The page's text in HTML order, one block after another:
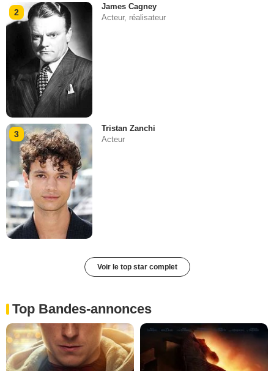
2
James Cagney
Acteur, réalisateur
3
Tristan Zanchi
Acteur
Voir le top star complet
Top Bandes-annonces